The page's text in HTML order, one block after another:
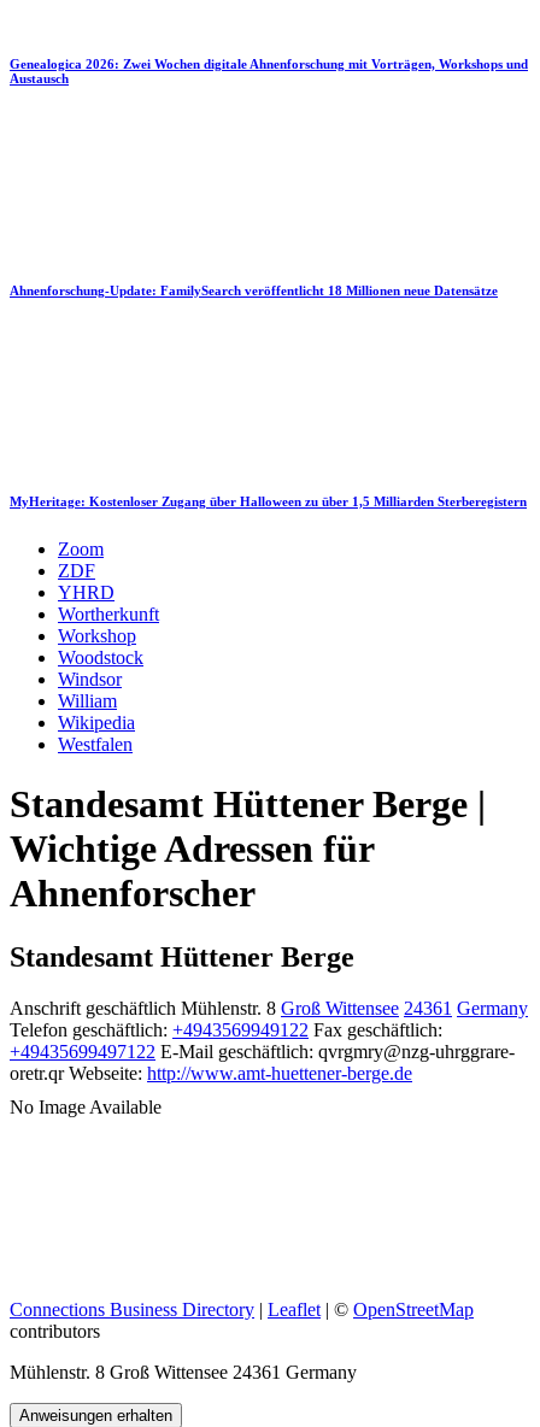
Genealogica 2026: Zwei Wochen digitale Ahnenforschung mit Vorträgen, Workshops und
Austausch
Ahnenforschung-Update: FamilySearch veröffentlicht 18 Millionen neue Datensätze
MyHeritage: Kostenloser Zugang über Halloween zu über 1,5 Milliarden Sterberegistern
Zoom
ZDF
YHRD
Wortherkunft
Workshop
Woodstock
Windsor
William
Wikipedia
Westfalen
Standesamt Hüttener Berge |
Wichtige Adressen für
Ahnenforscher
Standesamt Hüttener Berge
Anschrift geschäftlich Mühlenstr. 8 Groß Wittensee 24361 Germany
Telefon geschäftlich: +4943569949122 Fax geschäftlich:
+49435699497122 E-Mail geschäftlich: qvrgmry@nzg-uhrggrare-
oretr.qr Webseite: http://www.amt-huettener-berge.de
No Image Available
Connections Business Directory | Leaflet | © OpenStreetMap
contributors
Mühlenstr. 8 Groß Wittensee 24361 Germany
Anweisungen erhalten